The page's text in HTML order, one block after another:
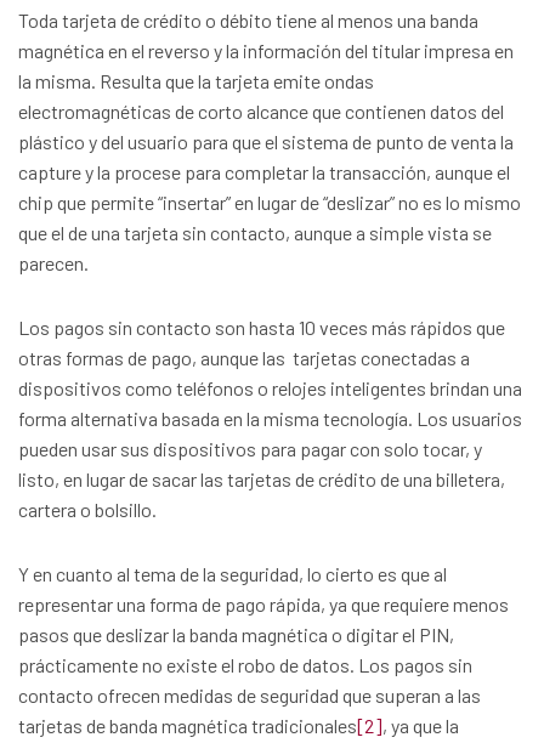
Toda tarjeta de crédito o débito tiene al menos una banda
magnética en el reverso y la información del titular impresa en
la misma. Resulta que la tarjeta emite ondas
electromagnéticas de corto alcance que contienen datos del
plástico y del usuario para que el sistema de punto de venta la
capture y la procese para completar la transacción, aunque el
chip que permite “insertar” en lugar de “deslizar” no es lo mismo
que el de una tarjeta sin contacto, aunque a simple vista se
parecen.
Los pagos sin contacto son hasta 10 veces más rápidos que
otras formas de pago, aunque las tarjetas conectadas a
dispositivos como teléfonos o relojes inteligentes brindan una
forma alternativa basada en la misma tecnología. Los usuarios
pueden usar sus dispositivos para pagar con solo tocar, y
listo, en lugar de sacar las tarjetas de crédito de una billetera,
cartera o bolsillo.
Y en cuanto al tema de la seguridad, lo cierto es que al
representar una forma de pago rápida, ya que requiere menos
pasos que deslizar la banda magnética o digitar el PIN,
prácticamente no existe el robo de datos. Los pagos sin
contacto ofrecen medidas de seguridad que superan a las
tarjetas de banda magnética tradicionales[2], ya que la